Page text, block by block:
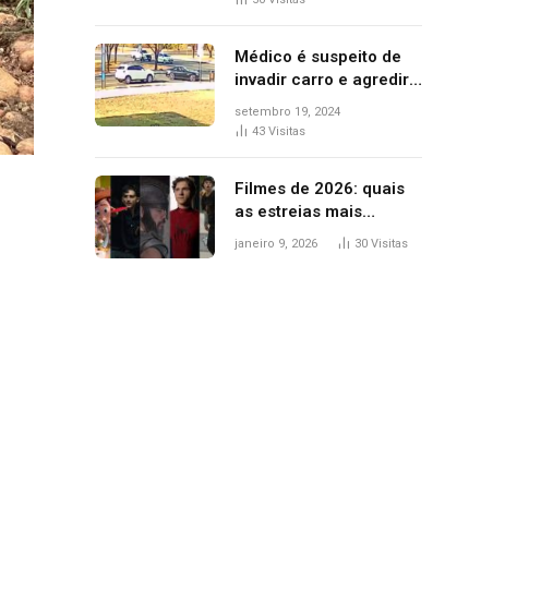
Médico é suspeito de
invadir carro e agredir
delegado aposentado
durante confusão no
setembro 19, 2024
43 Visitas
Filmes de 2026: quais
as estreias mais
aguardadas do ano?
janeiro 9, 2026 30 Visitas